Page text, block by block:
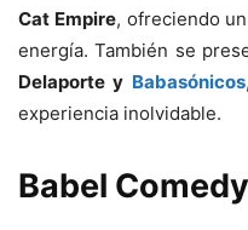
Cat Empire, ofreciendo
energía. También se
Delaporte y Babasónicos
experiencia inolvidable.
Babel